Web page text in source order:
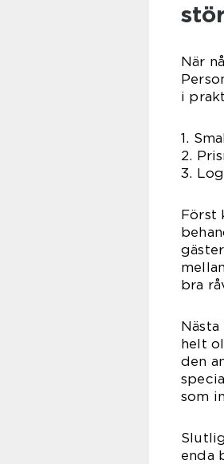
När
i
1.
2.
3.
Först
bra
helt
den
som
enda